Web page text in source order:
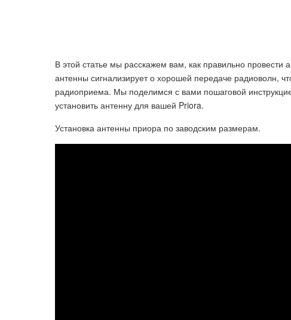
В этой статье мы расскажем вам, как правильно
антенны сигнализирует о хорошей передаче радиоволн,
радиоприема. Мы поделимся с вами пошаговой
установить антенну для вашей Priora.
Установка антенны приора по заводским размерам.